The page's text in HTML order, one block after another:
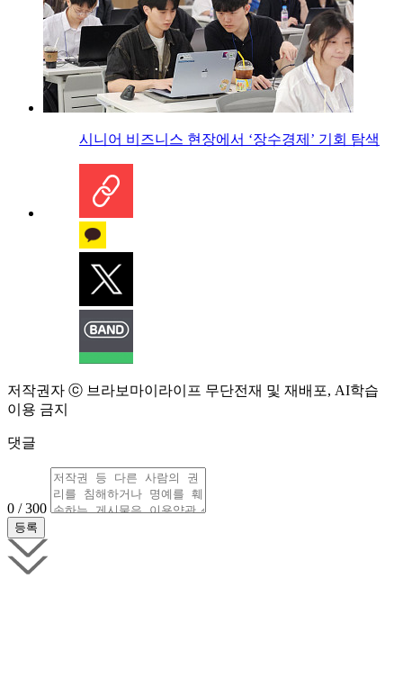
시니어 비즈니스 현장에서 ‘장수경제’ 기회 탐색
저작권자 ⓒ 브라보마이라이프 무단전재 및 재배포, AI학습
이용 금지
댓글
0 / 300